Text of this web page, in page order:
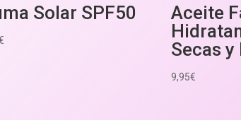
Solar SPF50
Aceite
Secas y
9,95€